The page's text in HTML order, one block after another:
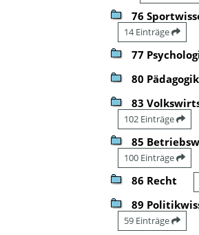
76
14 Einträge
77
80 Pädagogik
83
102 Einträge
85
100 Einträge
86 Recht
89
59 Einträge